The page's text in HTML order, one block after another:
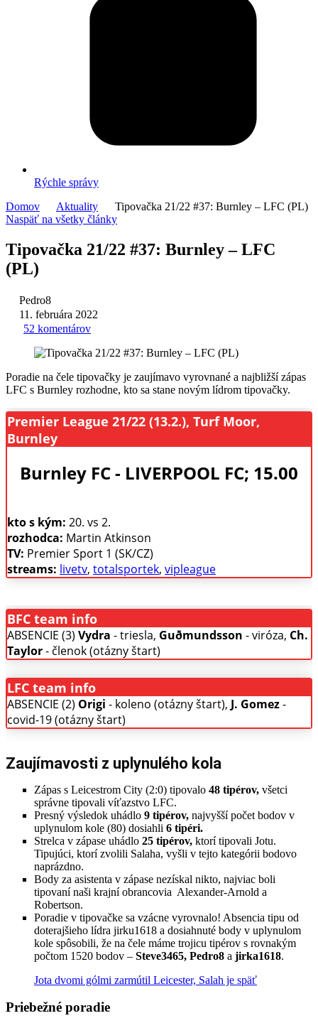
Rýchle správy
Domov
Aktuality
Tipovačka 21/22 #37: Burnley – LFC (PL)
Naspäť na všetky články
Tipovačka 21/22 #37: Burnley – LFC
(PL)
Pedro8
11. februára 2022
52 komentárov
Poradie na čele tipovačky je zaujímavo vyrovnané a najbližší zápas
LFC s Burnley rozhodne, kto sa stane novým lídrom tipovačky.
Premier League 21/22 (13.2.), Turf Moor,
Burnley
Burnley FC - LIVERPOOL FC; 15.00
kto s kým: 20. vs 2.
rozhodca: Martin Atkinson
TV: Premier Sport 1 (SK/CZ)
streams: livetv, totalsportek, vipleague
BFC team info
ABSENCIE (3) Vydra - triesla, Guðmundsson - viróza, Ch.
Taylor- členok (otázny štart)
LFC team info
ABSENCIE (2) Origi - koleno (otázny štart), J. Gomez-
covid-19 (otázny štart)
Zaujímavosti z uplynulého kola
Zápas s Leicestrom City (2:0) tipovalo 48 tipérov, všetci
správne tipovali víťazstvo LFC.
Presný výsledok uhádlo 9 tipérov, najvyšší počet bodov v
uplynulom kole (80) dosiahli 6 tipéri.
Strelca v zápase uhádlo 25 tipérov, ktorí tipovali Jotu.
Tipujúci, ktorí zvolili Salaha, vyšli v tejto kategórii bodovo
naprázdno.
Body za asistenta v zápase nezískal nikto, najviac boli
tipovaní naši krajní obrancovia Alexander-Arnold a
Robertson.
Poradie v tipovačke sa vzácne vyrovnalo! Absencia tipu od
doterajšieho lídra jirku1618 a dosiahnuté body v uplynulom
kole spôsobili, že na čele máme trojicu tipérov s rovnakým
počtom 1520 bodov – Steve3465, Pedro8 a jirka1618.
Jota dvomi gólmi zarmútil Leicester, Salah je späť
Priebežné poradie